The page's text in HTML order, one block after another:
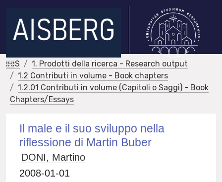
IRIS
1. Prodotti della ricerca - Research output
1.2 Contributi in volume - Book chapters
1.2.01 Contributi in volume (Capitoli o Saggi) - Book
Chapters/Essays
Il male e il suo sviluppo nella
riflessione di Martin Buber
DONI, Martino
2008-01-01